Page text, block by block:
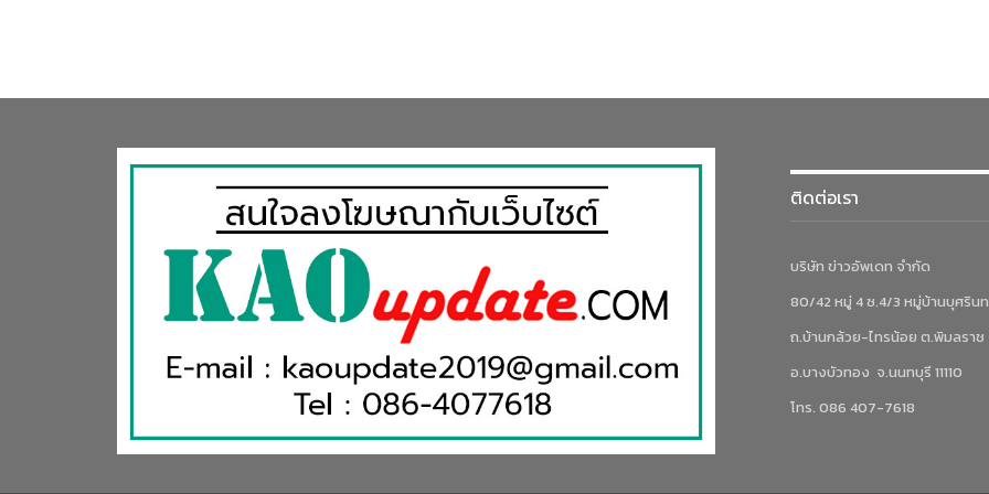
ติดต่อเรา
บริษัท ข่าวอัพเดท จำกัด
80/42 หมู่ 4 ซ.4/3 หมู่บ้านบุศริน
ถ.บ้านกล้วย-ไทรน้อย ต.พิมลราช
อ.บางบัวทอง จ.นนทบุรี 11110
โทร. 086 407-7618